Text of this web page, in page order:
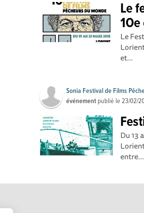
Le
Le
et...
Sonia Festival de Films
événement publié le23/02/
Du 13
entre...